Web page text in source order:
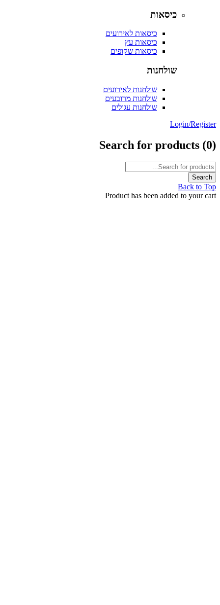
כיסאות
כיסאות לאירועים
כיסאות עץ
כיסאות שקופים
שולחנות
שולחנות לאירועים
שולחנות מרובעים
שולחנות עגולים
Login/
Search for
Back
Product has been added to